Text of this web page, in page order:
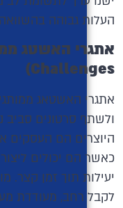
העלות גבוהה
אתגרי האשטג
Challenges
)
אתגרי האשטאג
ולשתף סרטונים סביב
היוצרים הם העסקים
כאשר הם יכולים
יעילות תוך זמן
לקבל רחב, מעודדת